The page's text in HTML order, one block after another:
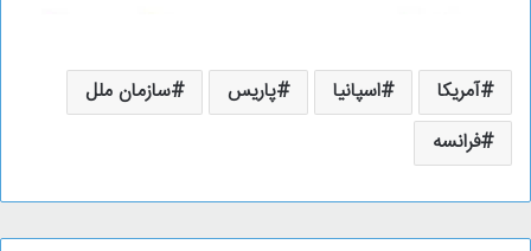
آمریکا اسپانیا پاریس
سازمان ملل
فرانسه